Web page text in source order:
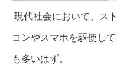
現代社会において、ス
コンやスマホを駆使し
も多いはず。